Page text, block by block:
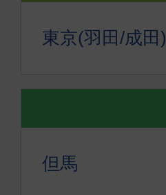
東京(羽田/成田)
但馬